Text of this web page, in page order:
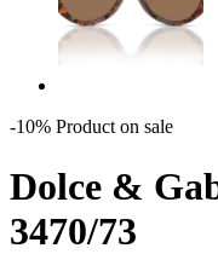
-10% Product on sale
Dolce &
3470/73